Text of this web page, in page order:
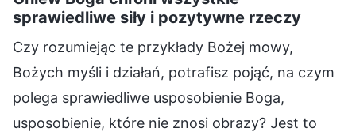
sprawiedliwe siły i pozytywne rzeczy
Czy rozumiejąc te przykłady Bożej mowy,
Bożych myśli i działań, potrafisz pojąć, na czym
polega sprawiedliwe usposobienie Boga,
usposobienie, które nie znosi obrazy? Jest to